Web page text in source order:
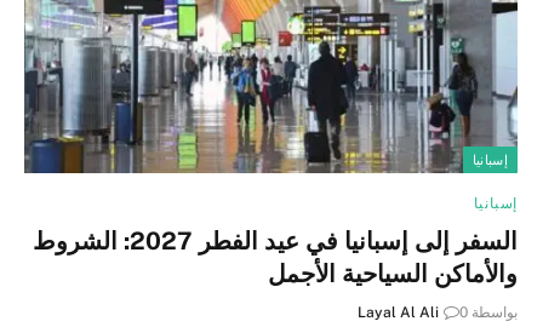
إسبانيا
إسبانيا
السفر إلى إسبانيا في عيد الفطر 2027: الشروط
والأماكن السياحية الأجمل
بواسطة Layal Al Ali 0